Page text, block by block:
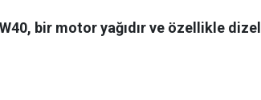
bir motor yağıdır ve özellikle